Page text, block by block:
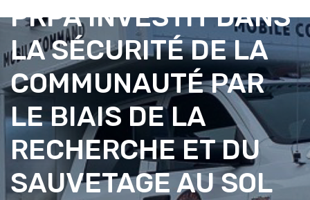
PRPA INVESTIT DANS
LA SÉCURITÉ DE LA
COMMUNAUTÉ PAR
LE BIAIS DE LA
RECHERCHE ET DU
SAUVETAGE AU SOL